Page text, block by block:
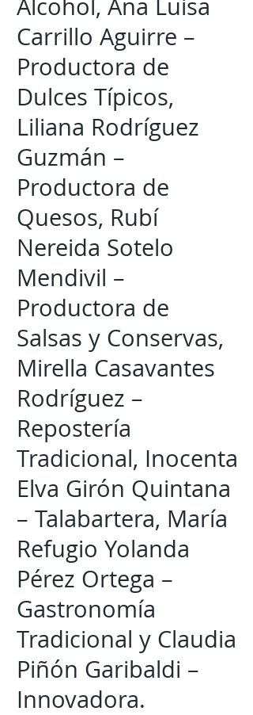
Alcohol, Ana Luisa
Carrillo Aguirre –
Productora de
Dulces Típicos,
Liliana Rodríguez
Guzmán –
Productora de
Quesos, Rubí
Nereida Sotelo
Mendivil –
Productora de
Salsas y Conservas,
Mirella Casavantes
Rodríguez –
Repostería
Tradicional, Inocenta
Elva Girón Quintana
– Talabartera, María
Refugio Yolanda
Pérez Ortega –
Gastronomía
Tradicional y Claudia
Piñón Garibaldi –
Innovadora.